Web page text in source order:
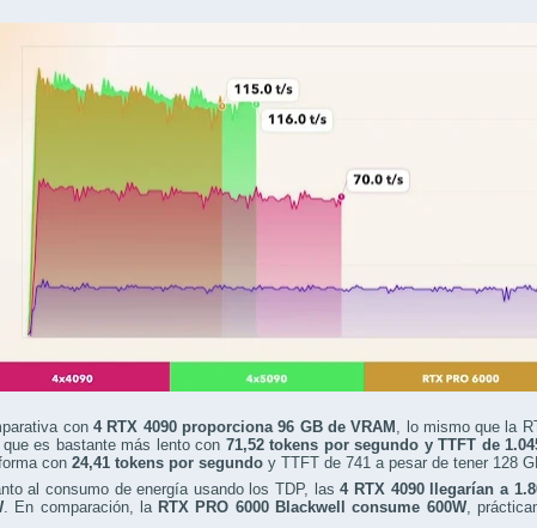
con 4 RTX 4090 proporciona 96 GB de VRAM , lo mismo que la
es bastante más lento con 71,52 tokens por segundo y TTFT de
con 24,41 tokens por segundo y TTFT de 741 a pesar de tener 128
al consumo de energía usando los TDP, las4 RTX 4090 llegarían a
. En comparación, la RTX PRO 6000 Blackwell consume 600W,